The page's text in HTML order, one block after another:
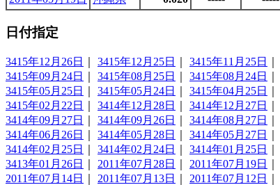
日付指定
3415年12月26日 3415年12月25日 3415年11月25日
3415年09月24日
3415年08月25日 3415年08月24日
3415年05月25日
3415年05月24日 3415年04月25日
3415年02月22日
3414年12月28日 3414年12月27日
3414年09月27日
3414年09月26日 3414年08月27日
3414年06月26日
3414年05月28日 3414年05月27日
3414年02月25日
3414年02月24日 3414年01月25日
3413年01月26日
2011年07月28日 2011年07月19日
2011年07月14日
2011年07月13日 2011年07月12日